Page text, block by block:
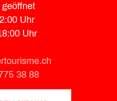
geöffnet
Uhr
Uhr
38 88